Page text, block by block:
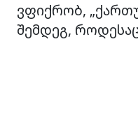
ვფიქრობ,
შემდეგ,